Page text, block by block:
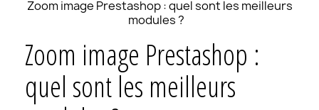
Zoom image Prestashop : quel sont les meilleurs
modules ?
Zoom image Prestashop :
quel sont les meilleurs